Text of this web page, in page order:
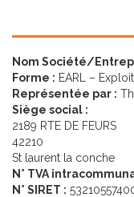
Nom Société/
Forme : EARL –
Représentée par :
Siège social :
2189 RTE DE FEURS
42210
St laurent la conche
N° TVA
N° SIRET :